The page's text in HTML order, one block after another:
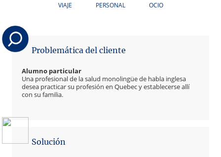
VIAJE PERSONAL OCIO
Problemática del cliente
Alumno particular
Una profesional de la salud monolingüe de habla inglesa
desea practicar su profesión en Quebec y establecerse allí
con su familia.
Solución